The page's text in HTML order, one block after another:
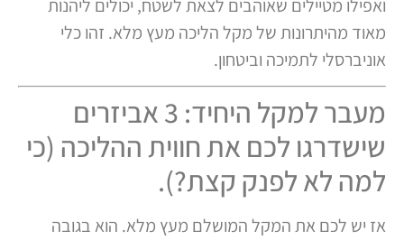
ואפילו מטיילים שאוהבים לצאת לשטח, יכולים ליהנות
מאוד מהיתרונות של מקל הליכה מעץ מלא. זהו כלי
אוניברסלי לתמיכה וביטחון.
מעבר למקל היחיד: 3 אביזרים
שישדרגו לכם את חווית ההליכה (כי
למה לא לפנק קצת?).
אז יש לכם את המקל המושלם מעץ מלא. הוא בגובה